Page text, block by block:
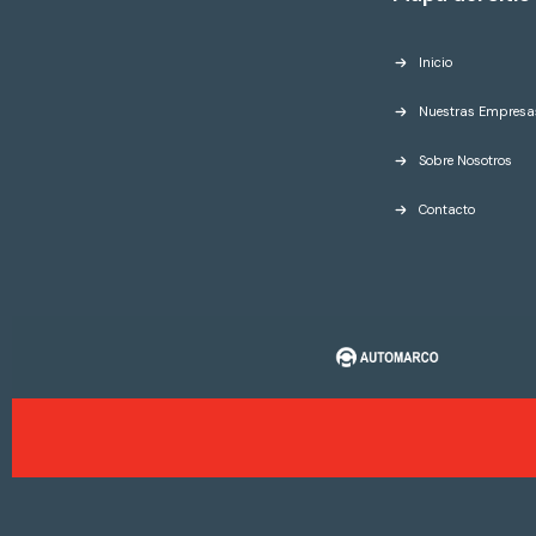
Inicio
Nuestras
Sobre Nosotros
Contacto